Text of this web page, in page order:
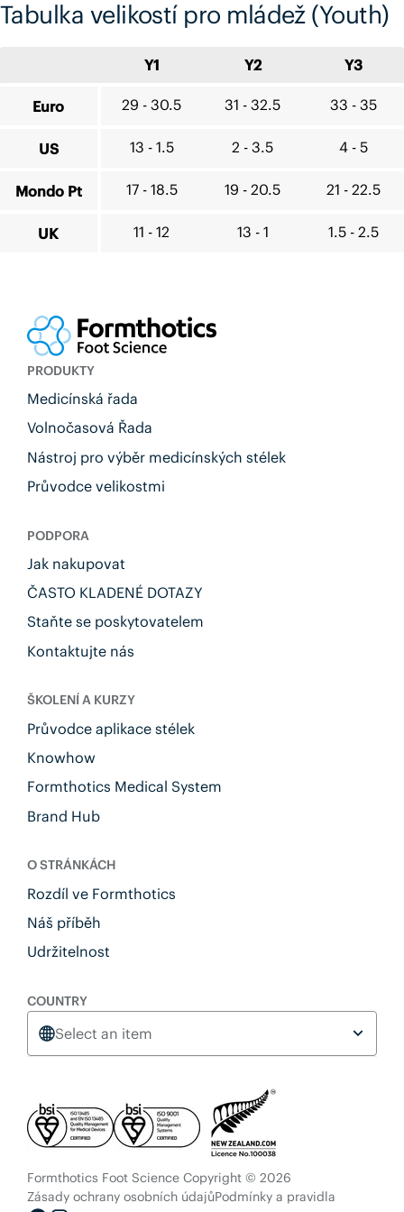
Tabulka velikostí pro mládež (Youth)
Y1 Y2 Y3
Euro 29 - 30.5 31 - 32.5 33 - 35
US 13 - 1.5 2 - 3.5 4 - 5
Mondo Pt 17 - 18.5 19 - 20.5 21 - 22.5
UK 11 - 12 13 - 1 1.5 - 2.5
PRODUKTY
Medicínská řada
Volnočasová Řada
Nástroj pro výběr medicínských stélek
Průvodce velikostmi
PODPORA
Jak nakupovat
ČASTO KLADENÉ DOTAZY
Staňte se poskytovatelem
Kontaktujte nás
ŠKOLENÍ A KURZY
Průvodce aplikace stélek
Knowhow
Formthotics Medical System
Brand Hub
O STRÁNKÁCH
Rozdíl ve Formthotics
Náš příběh
Udržitelnost
COUNTRY
Select an item
Formthotics Foot Science Copyright © 2026
Zásady ochrany osobních údajůPodmínky a pravidla